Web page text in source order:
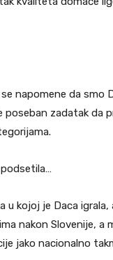
napomene da smo
poseban zadatak da
u kojoj je Daca
nakon Slovenije, a
jako nacionalno